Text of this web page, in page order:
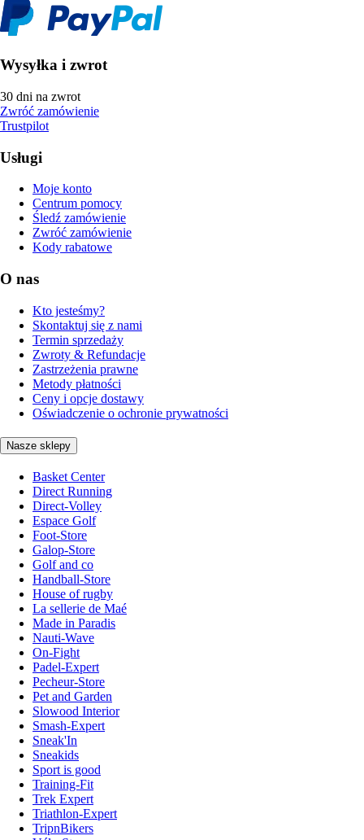
Wysyłka i zwrot
30 dni na zwrot
Zwróć zamówienie
Trustpilot
Usługi
Moje konto
Centrum pomocy
Śledź zamówienie
Zwróć zamówienie
Kody rabatowe
O nas
Kto jesteśmy?
Skontaktuj się z nami
Termin sprzedaży
Zwroty & Refundacje
Zastrzeżenia prawne
Metody płatności
Ceny i opcje dostawy
Oświadczenie o ochronie prywatności
Nasze sklepy
Basket Center
Direct Running
Direct-Volley
Espace Golf
Foot-Store
Galop-Store
Golf and co
Handball-Store
House of rugby
La sellerie de Maé
Made in Paradis
Nauti-Wave
On-Fight
Padel-Expert
Pecheur-Store
Pet and Garden
Slowood Interior
Smash-Expert
Sneak'In
Sneakids
Sport is good
Training-Fit
Trek Expert
Triathlon-Expert
TripnBikers